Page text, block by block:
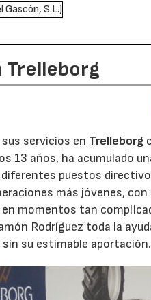
Trelleborg
servicios en Trelleborg
13 años, ha acumulado
puestos
más jóvenes,
momentos tan
Rodríguez toda la
su estimable aportación.